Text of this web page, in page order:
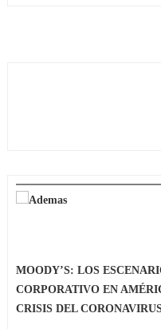
MOODY’S: LOS
CORPORATIVO EN
CRISIS DEL